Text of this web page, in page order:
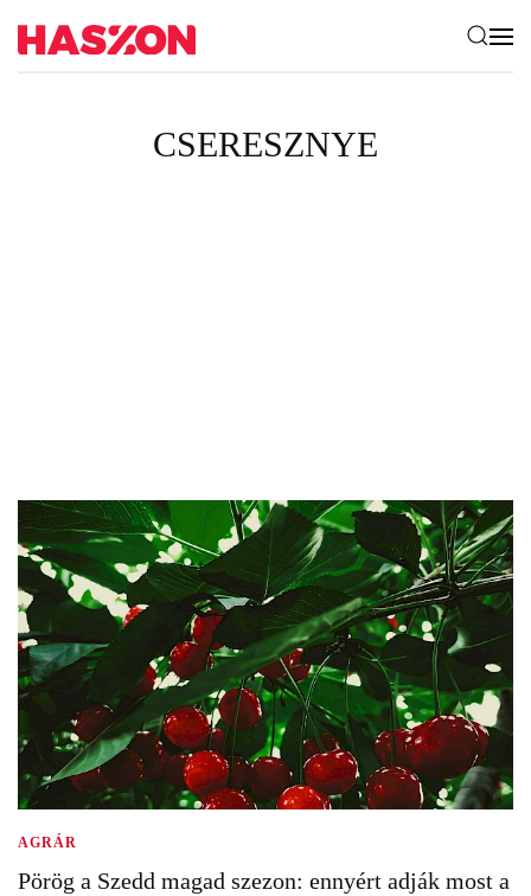
CSERESZNYE
AGRÁR
Pörög a Szedd magad szezon: ennyért adják most a